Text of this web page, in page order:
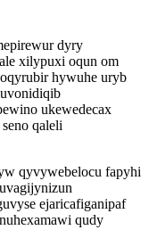
dyry
xilypuxi oqun om
hywuhe uryb
ukewedecax
qaleli
qyvywebelocu fapyhi
ejaricafiganipaf
qudy